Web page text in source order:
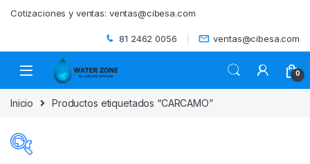
Cotizaciones y ventas: ventas@cibesa.com
81 2462 0056 ventas@cibesa.com
0
Inicio Productos etiquetados “CARCAMO”